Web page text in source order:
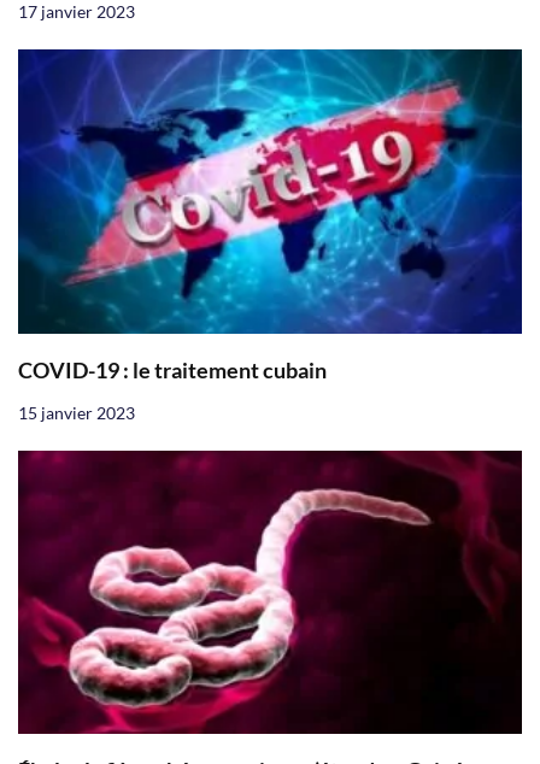
17 janvier 2023
COVID-19 : le traitement cubain
15 janvier 2023